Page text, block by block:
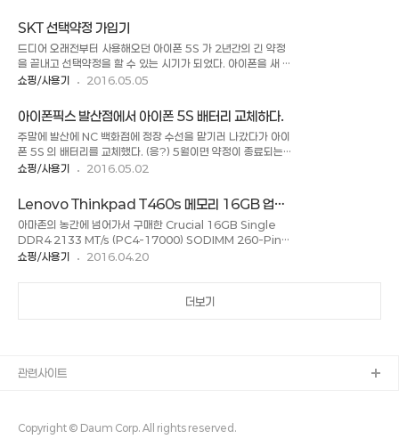
무선은 파워는 약하지만(정확히 말하자면 유선의 파워를 내려면
라 Jabra 에 전화를 해보니 블루투스는 교환을 해주는데 보증
기간이 지났으니 보상판매 밖에 안된다는 것이다. 그래서 보상판
매하는 제품이 저렴하면 구매하려고 했으나 거기서 안내한 가격
은 인터넷 최저가보다 비쌌다. 그래서 그냥 포기 했는데 13만원
짜리를 1년밖에 못쓰는게 아깝기는 했다. (보증기간이 좀 더 길
는지... ) 비싼 제품도 1년밖에 못 사용할 것 같아서 저렴이를 살
SKT 선택약정 가입기
드디어 오래전부터 사용해오던 아이폰 5S 가 2년간의 긴 약정
을 끝내고 선택약정을 할 수 있는 시기가 되었다. 아이폰을 새 걸
로 바꿀까도 생각했지만 성능도 모자라지 않고 배터리도 사설에
다. ( 할부가 끝나서 전화요금이 조금 나오는 것에 끌려서 좀 더
쓰기로 했다. ) ( 출처 : tworld.co.kr ) 아이폰 5S를 2014년
5월 2일 개통을 했는데 5월 3일날 선택약정이 가입이 가능하다
고 해서 tworld 홈페이지에서 가입을 하게 되었다. 이전에는
대리점에서만 받던 적도 있었는데 지금은 114를 통하거나
개월/24개월 두 종류가 있는데 할인되는 금액은 동일하다고 하
쇼핑/사용기 2016.05.05
아이폰픽스 발산점에서 아이폰 5S 배터리 교체하다.
주말에 발산에 NC 백화점에 정장 수선을 맡기러 나갔다가 아이
폰 5S 의 배터리를 교체했다. (응?) 5월이면 약정이 종료되는데
사용한지 2년이 되가니 배터리 금방 빠지고, Battery Life 앱
는다. ) 측정을 하면 상태가 BAD 또는 Very BAD 가 나왔는데
2주년 기념으로 앞으로 1년은 더 쓰자는 생각으로 배터리를 교
체하게 되었다. 배터리는 아이폰픽스 발산점에서 배터리를 교체
하였다 (주말에도 영업을 하신다고 주말에 휴대폰이 박살나도
수리를 할 수 있다.) 아이폰픽스 발산점의 위치는 발산역 4번 출
쇼핑/사용기 2016.05.02
Lenovo Thinkpad T460s 메모리 16GB 업그
레이드 하기
아마존의 농간에 넘어가서 구매한 Crucial 16GB Single
DDR4 2133 MT/s (PC4-17000) SODIMM 260-Pin
Memory - CT16G4SFD8213 모듈이 오늘 집에 도착했
데 어떻게 하다보니 내 손에는 16GB 메모리가 들려있다. 이걸
워 놓느라 메모리가 부족했는데 지금 SAP 개발은 대부..
쇼핑/사용기 2016.04.20
더보기
Copyright © Daum Corp. All rights reserved.
관련사이트